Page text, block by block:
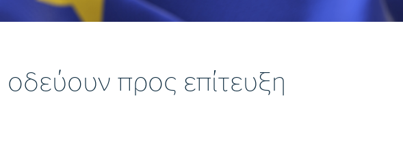
προς επίτευξη